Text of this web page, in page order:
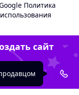
Политика
сайт